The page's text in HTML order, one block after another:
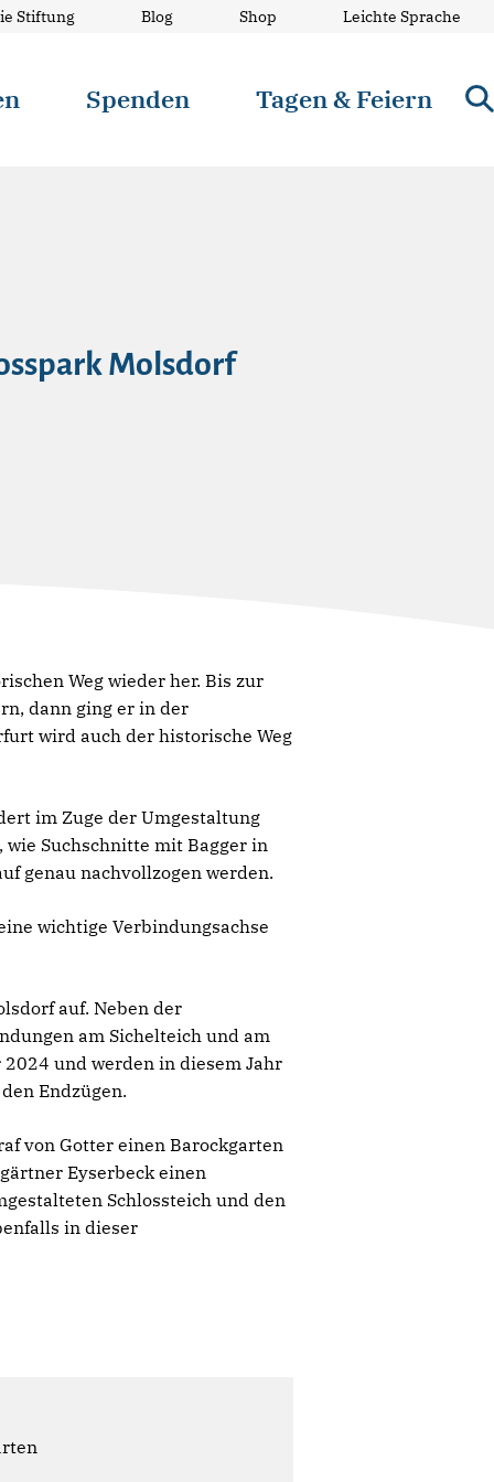
Stiftung Blog Shop Leichte Sprache
Spenden Tagen & Feiern
Molsdorf
Weg wieder her. Bis zur
dann ging er in der
wird auch der historische Weg
im Zuge der Umgestaltung
Suchschnitte mit Bagger in
genau nachvollzogen werden.
wichtige Verbindungsachse
auf. Neben der
am Sichelteich und am
und werden in diesem Jahr
Endzügen.
von Gotter einen Barockgarten
Eyserbeck einen
Schlossteich und den
in dieser